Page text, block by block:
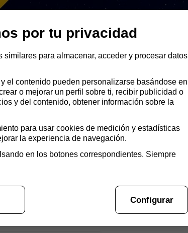
por tu privacidad
para almacenar, acceder y procesar datos
el contenido pueden personalizarse basándose en
o mejorar un perfil sobre ti, recibir publicidad o
y del contenido, obtener información sobre la
para usar cookies de medición y estadísticas
la experiencia de navegación.
en los botones correspondientes. Siempre
Configurar
según IRSCOM